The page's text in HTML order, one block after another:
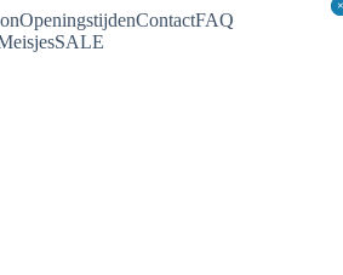
OpeningstijdenContactFAQ
SALE
×
×